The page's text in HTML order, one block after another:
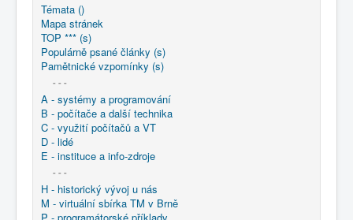
Témata ()
Mapa stránek
TOP *** (s)
Populárně psané články (s)
Pamětnické vzpomínky (s)
- - -
A - systémy a programování
B - počítače a další technika
C - využití počítačů a VT
D - lidé
E - instituce a info-zdroje
- - -
H - historický vývoj u nás
M - virtuální sbírka TM v Brně
P - programátorské příklady